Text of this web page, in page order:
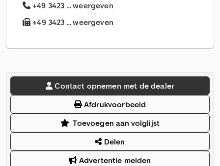
+49 3423 ... weergeven
+49 3423 ... weergeven
Contact opnemen met de dealer
Afdrukvoorbeeld
Toevoegen aan volglijst
Delen
Advertentie melden